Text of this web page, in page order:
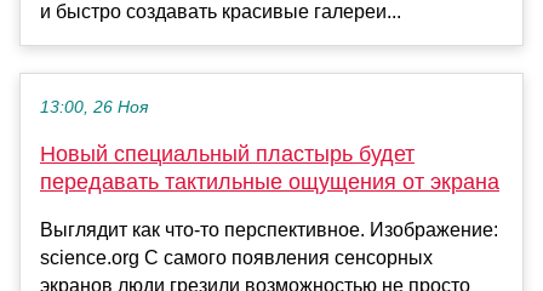
и быстро создавать красивые галереи...
13:00, 26 Ноя
Новый специальный пластырь будет
передавать тактильные ощущения от экрана
Выглядит как что-то перспективное. Изображение:
science.org С самого появления сенсорных
экранов люди грезили возможностью не просто